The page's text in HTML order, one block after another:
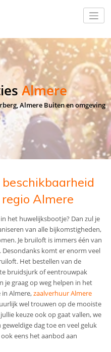
Almere
Almere Buiten en omgeving
Almere
het huwelijksbootje? Dan zul je
van alle bijkomstigheden,
Je bruiloft is immers één van
Desondanks komt er enorm veel
Het bestellen van de
bruidsjurk of eentrouwpak
je graag op weg helpen in het
Almere,zaalverhuur Almere
wel trouwen op de mooiste
keuze ook op gaat vallen, we
dag toe en veel geluk
eens het aanbod aan